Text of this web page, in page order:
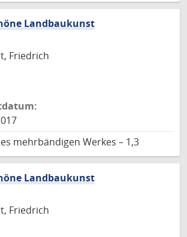
Landbaukunst
Friedrich
mehrbändigen Werkes – 1,3
Landbaukunst
Friedrich